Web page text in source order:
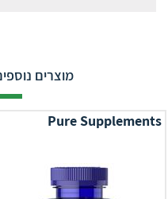
מוצרים
Pure Supplements